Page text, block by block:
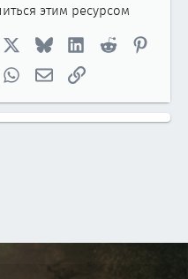
этим ресурсом
Bluesky LinkedInReddit
WhatsAppЭлектронная почта
Ссылка